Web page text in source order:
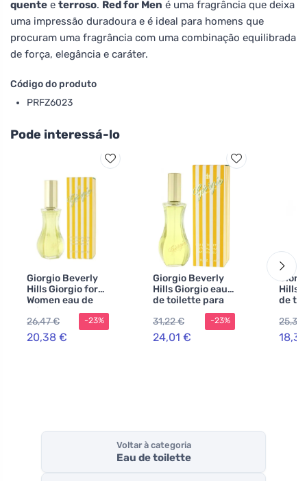
quente e terroso. Red for Men é uma fragrância que deixa
uma impressão duradoura e é ideal para homens que
procuram uma fragrância com uma combinação equilibrada
de força, elegância e caráter.
Código do produto
PRFZ6023
Pode interessá-lo
Giorgio Beverly
Hills Giorgio for
Women eau de
toilette para
mulheres
26,47 €
20,38 €
-23%
Giorgio Beverly
Hills Giorgio eau
de toilette para
mulheres 90 ml
31,22 €
24,01 €
-23%
Hills
de
25,31
Voltar à categoria
Eau de toilette